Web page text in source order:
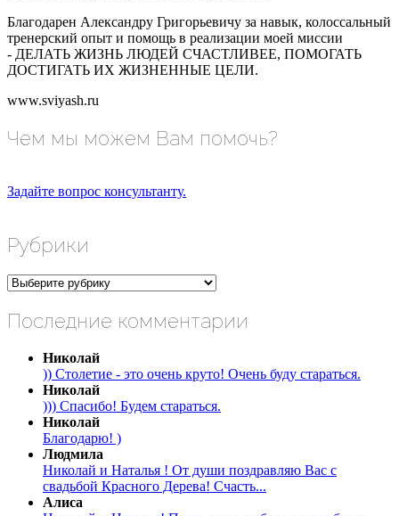
Благодарен Александру Григорьевичу за навык, колоссальный
тренерский опыт и помощь в реализации моей миссии
- ДЕЛАТЬ ЖИЗНЬ ЛЮДЕЙ СЧАСТЛИВЕЕ, ПОМОГАТЬ
ДОСТИГАТЬ ИХ ЖИЗНЕННЫЕ ЦЕЛИ.
www.sviyash.ru
Чем мы можем Вам помочь?
Задайте вопрос консультанту.
Рубрики
Рубрики
Последние комментарии
Николай
)) Столетие - это очень круто! Очень буду стараться.
Николай
))) Спасибо! Будем стараться.
Николай
Благодарю! )
Людмила
Николай и Наталья ! От души поздравляю Вас с
свадьбой Красного Дерева! Счасть...
Алиса